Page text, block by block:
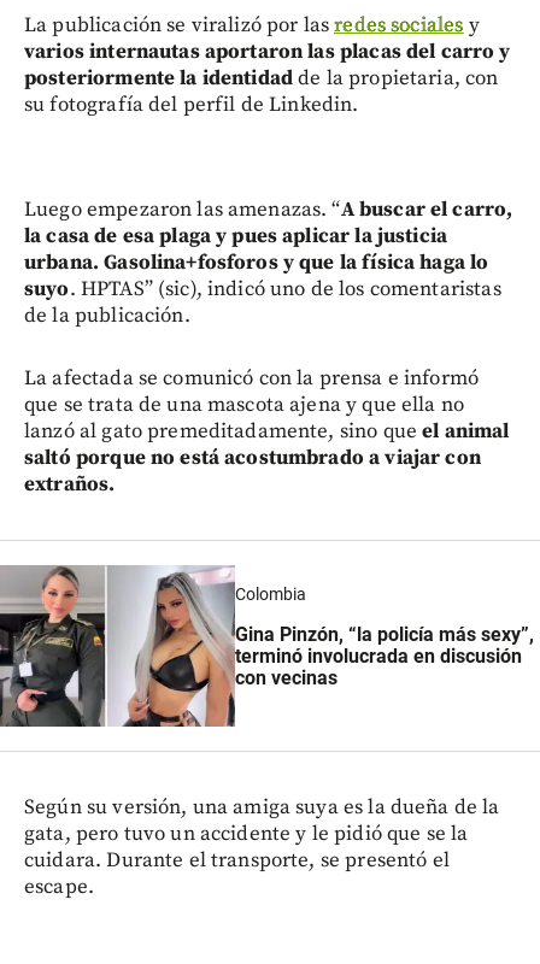
La publicación se viralizó por lasredes sociales y
varios internautas aportaron las placas del carro y
posteriormente la identidadde la propietaria, con
su fotografía del perfil de Linkedin.
Luego empezaron las amenazas. “A buscar el carro,
la casa de esa plaga y pues aplicar la justicia
urbana. Gasolina+fosforos y que la física haga lo
suyo. HPTAS” (sic), indicó uno de los comentaristas
de la publicación.
La afectada se comunicó con la prensa e informó
que se trata de una mascota ajena y que ella no
lanzó al gato premeditadamente, sino que el animal
saltó porque no está acostumbrado a viajar con
extraños.
Colombia
Gina Pinzón, “la policía más sexy”,
terminó involucrada en discusión
con vecinas
Según su versión, una amiga suya es la dueña de la
gata, pero tuvo un accidente y le pidió que se la
cuidara. Durante el transporte, se presentó el
escape.